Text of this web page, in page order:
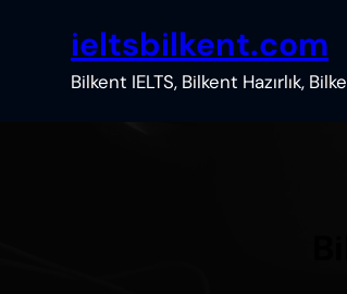
ieltsbilkent.com
Bilkent IELTS, Bilkent Hazırlık,